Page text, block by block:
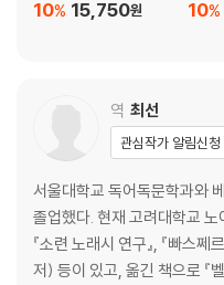
15,750원
10% 10%
역 최선
관심작가 알림신청
서울대학교 독어독문학과와
졸업했다. 현재 고려대학교
『소련 노래시 연구』, 『빠스
저) 등이 있고, 옮긴 책으로 『